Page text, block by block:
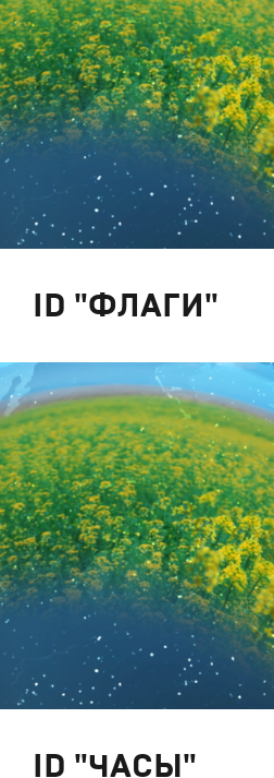
ID "ФЛАГИ"
ID "ЧАСЫ"